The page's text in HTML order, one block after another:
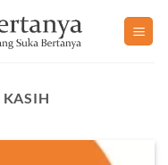
KASIH